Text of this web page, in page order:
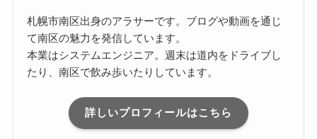
札幌市南区出身のアラサーです。ブログや動画を通じ
て南区の魅力を発信しています。
本業はシステムエンジニア。週末は道内をドライブし
たり、南区で飲み歩いたりしています。
詳しいプロフィールはこちら